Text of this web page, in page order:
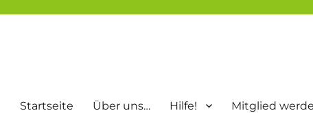
Startseite Über uns… Hilfe! Mitglied